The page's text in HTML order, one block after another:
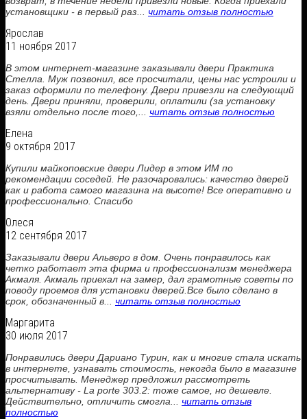
установщики - в первый раз... читать отзыв полностью
Ярослав
11 ноября 2017
В этом интернет-магазине заказывали двери Практика
Стелла. Муж позвонил, все просчитали, цены нас устроили и
заказ оформили по телефону. Двери привезли на следующий
день. Двери приняли, проверили, оплатили (за установку
взяли отдельно после того,... читать отзыв полностью
Елена
9 октября 2017
Купили майкоповские двери Лидер в этом ИМ по
рекомендации соседей. Не разочаровались: качество дверей
как и работа самого магазина на высоте! Все оперативно и
профессионально. Спасибо
Олеся
12 сентября 2017
Заказывали двери Альверо в дом. Очень понравилось как
четко работает эта фирма и профессионализм менеджера
Акмаля. Акмаль приехал на замер, дал грамотные советы по
поводу проемов для установки дверей.Все было сделано в
срок, обозначенный в... читать отзыв полностью
Маргарита
30 июля 2017
Понравились двери Дариано Турин, как и многие стала искать
в интернете, узнавать стоимость, некогда было в магазине
просчитывать. Менеджер предложил рассмотреть
альтернативу - La porte 303.2: тоже самое, но дешевле.
Действительно, отличить смогла... читать отзыв
полностью